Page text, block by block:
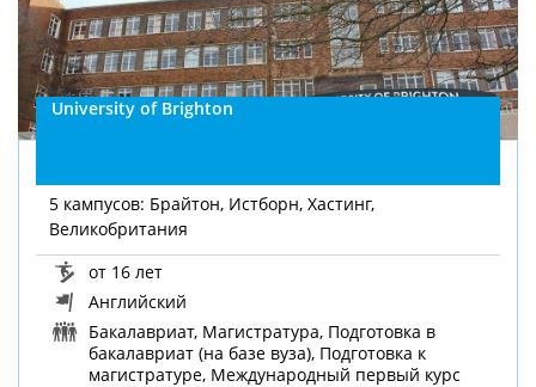
University of Brighton
5 кампусов: Брайтон, Истборн, Хастинг,
Великобритания
от 16 лет
Английский
Бакалавриат, Магистратура, Подготовка в
бакалавриат (на базе вуза), Подготовка к
магистратуре, Международный первый курс